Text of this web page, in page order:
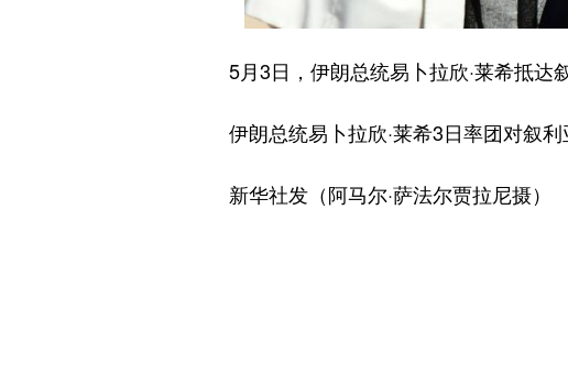
5月3日，伊朗总统易卜拉欣·莱希抵达叙
伊朗总统易卜拉欣·莱希3日率团对叙利
新华社发（阿马尔·萨法尔贾拉尼摄）